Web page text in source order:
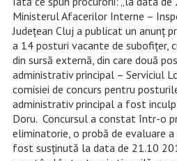
Ministerul Afacerilor Interne –
Județean Cluj a publicat un anunț
a 14 posturi vacante de subofițer,
din sursă externă, din care două
administrativ principal – Serviciul
comisiei de concurs pentru
administrativ principal a fost
Doru. Concursul a constat într-o
eliminatorie, o probă de evaluare
fost susținută la data de 21.10